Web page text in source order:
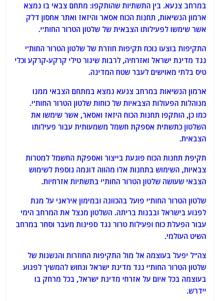
במרחב צנעא. בין התשתיות שהותקפו: מתחם צבאי בו נמצא
ארמון הנשיאות, תחנות הכוח אסאר והיזאז ואתר אחסון דלק
אשר שימשו לפעילותו הצבאית של שלטון הטרור החות'י.
התקיפות בוצעו נוכח תקיפות חוזרת של שלטון הטרור החות'י
נגד מדינת ישראל ואזרחיה, לרבות שיגור טילי קרקע-קרקע וכלי
טיס בלתי מאוישים לעבר שטח המדינה.
ארמון הנשיאות במרחב צנעא נמצא במתחם הצבאי ממנו
מנוהלות הפעולות הצבאיות של כוחות שלטון הטרור החות'י.
כמו כן, הותקפו תחנות הכוח היזאז ואסאר, אשר שימשו את
השלטון כתשתית אספקת חשמל משמעותית עבור פעילותו
הצבאית.
תקיפת תחנות הכוח פוגעת בייצור ואספקת החשמל למטרות
צבאיות, השימוש בתחנות אלו מהווה דוגמה נוספת לשימוש
הצבאי שעושה שלטון הטרור החות'י בתשתיות אזרחיות.
שלטון הטרור החות'י פועל בהכוונה ובמימון איראני על מנת
לפגוע בישראל ובבנות בריתה. השלטון מנצל את המרחב הימי
עבור הפעלת כוח ופעילות טרור נגד ספינות מעבר וסחר במרחב
השיט העולמי.
צה"ל יפעל בעוצמה אל מול התקיפות החוזרות והנשנות של
שלטון הטרור החות'י נגד מדינת ישראל ונחוש להמשיך לפגוע
בעוצמה בכל איום על אזרחי מדינת ישראל, בכל מרחק בו
יידרש.